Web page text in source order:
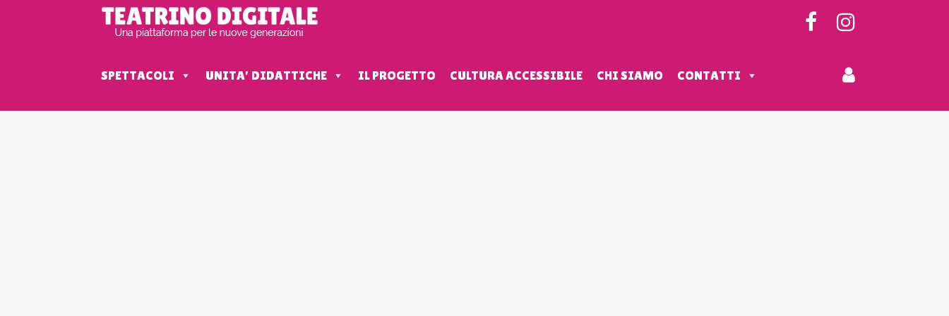
SPETTACOLI UNITA' DIDATTICHE IL PROGETTO CULTURA ACCESSIBILE CHI SIAMO CONTATTI